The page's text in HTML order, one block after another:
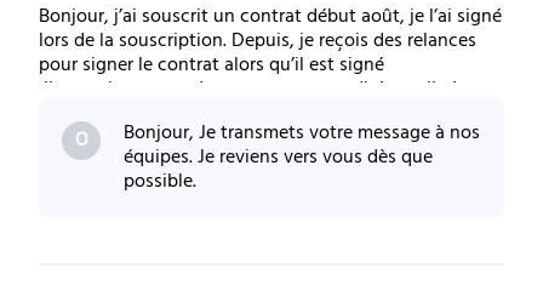
Bonjour, j’ai souscrit un contrat début août, je l’ai signé
lors de la souscription. Depuis, je reçois des relances
pour signer le contrat alors qu’il est signé
électroniquement dans mon espace adhérent. il n’y a
rien d’autre à signer. Est-ce que les services sont
maintenus et le contrat pris en com
O Bonjour, Je transmets votre message à nos
équipes. Je reviens vers vous dès que
possible.